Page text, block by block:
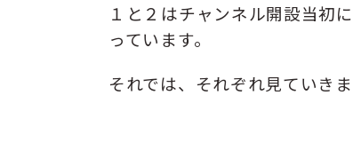
１と２はチャンネル開設当初
っています。
それでは、それぞれ見ていきま